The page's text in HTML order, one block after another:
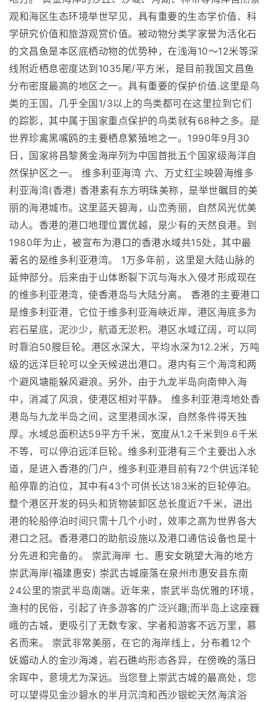
观和海区生态环境举世罕见，具有重要的生态学价值、科
学研究价值和旅游观赏价值。被动物分类学家誉为活化石
的文昌鱼是本区底栖动物的优势种，在浅海10～12米等深
线附近栖息密度达到1035尾/平方米，是目前我国文昌鱼
分布密度最高的地区之一。具有重要的保护价值.这里是鸟
类的王国，几乎全国1/3以上的鸟类都可在这里拉到它们
的踪影，其中属于国家重点保护的鸟类就有68种之多。是
世界珍禽黑嘴鸥的主要栖息繁殖地之一。1990年9月30
日，国家将昌黎黄金海岸列为中国首批五个国家级海洋自
然保护区之一。 维多利亚海湾 六、万丈红尘映碧海维多
利亚海湾(香港) 香港素有东方明珠美称，是举世瞩目的美
丽的海港城市。这里蓝天碧海，山峦秀丽，自然风光优美
动人。香港的港口地理位置优越，是少有的天然良港。到
1980年为止，被宣布为港口的香港水域共15处，其中最
著名的是维多利亚港湾。 1万多年前，这里是大陆山脉的
延伸部分。后来由于山体断裂下沉与海水入侵才形成现在
的维多利亚港湾，使香港岛与大陆分离。 香港的主要港口
是维多利亚港，它位于维多利亚海峡近岸，港区海底多为
岩石星底，泥沙少，航道无淤积。港区水域辽阔，可以同
时靠泊50艘巨轮。港区水深大，平均水深为12.2米，万吨
级的远洋巨轮可以全天候进出港口。港内有三个海湾和两
个避风塘能躲风避浪。另外，由于九龙半岛向南伸入海
中，消减了风浪，使港区相对平静。 维多利亚港湾地处香
港岛与九龙半岛之间，这里港阔水深，自然条件得天独
厚。水域总面积达59平方千米，宽度从1.2千米到9.6千米
不等，可以停泊远洋巨轮。维多利亚港有三个主要出入水
道，是进入香港的门户，维多利亚港目前有72个供远洋轮
船停靠的泊位，其中有43个可供长达183米的巨轮停泊。
整个港区开发的码头和货物装卸区总长度近7千米，进出
港的轮船停泊时间只需十几个小时，效率之高为世界各大
港口之冠。香港港口的助航设施以及港口通信设备也是十
分先进和完备的。 崇武海岸 七、惠安女眺望大海的地方
崇武海岸(福建惠安) 崇武古城座落在泉州市惠安县东南
24公里的崇武半岛南端。近年来，崇武半岛优雅的环境，
渔村的民俗，引起了许多游客的广泛兴趣;而半岛上这座巍
峨的古城，更吸引了无数专家、学者和游客不远万里，慕
名而来。 崇武非常美丽，在它的海岸线上，分布着12个
妩媚动人的金沙海滩，岩石礁屿形态各异，在傍晚的落日
余晖中，意境尤为深远。当您登上崇武古城的最高处，您
可以望得见金沙碧水的半月沉湾和西沙银蛇天然海滨浴